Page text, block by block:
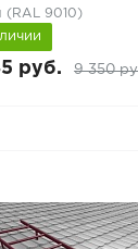
(RAL 9010)
руб. 9 350